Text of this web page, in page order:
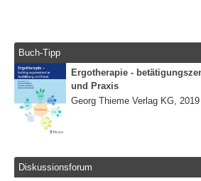
Buch-Tipp
Ergotherapie -
und Praxis
Georg Thieme Verlag KG, 2019
Diskussionsforum